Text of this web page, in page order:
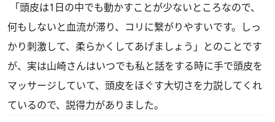
「頭皮は1日の中でも動かすことが少ないところなので、
何もしないと血流が滞り、コリに繋がりやすいです。しっ
かり刺激して、柔らかくしてあげましょう」とのことです
が、実は山崎さんはいつでも私と話をする時に手で頭皮を
マッサージしていて、頭皮をほぐす大切さを力説してくれ
ているので、説得力がありました。